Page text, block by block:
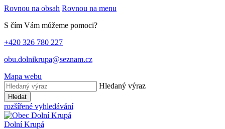
Rovnou na obsah Rovnou na menu
S čím Vám můžeme pomoci?
+420 326 780 227
obu.dolnikrupa@seznam.cz
Mapa webu
Hledaný výraz
Hledat
rozšířené vyhledávání
Dolní Krupá